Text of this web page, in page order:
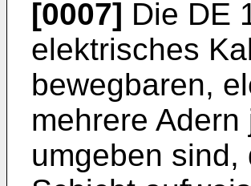
[0007] Die DE
elektrisches
bewegbaren,
mehrere
umgeben